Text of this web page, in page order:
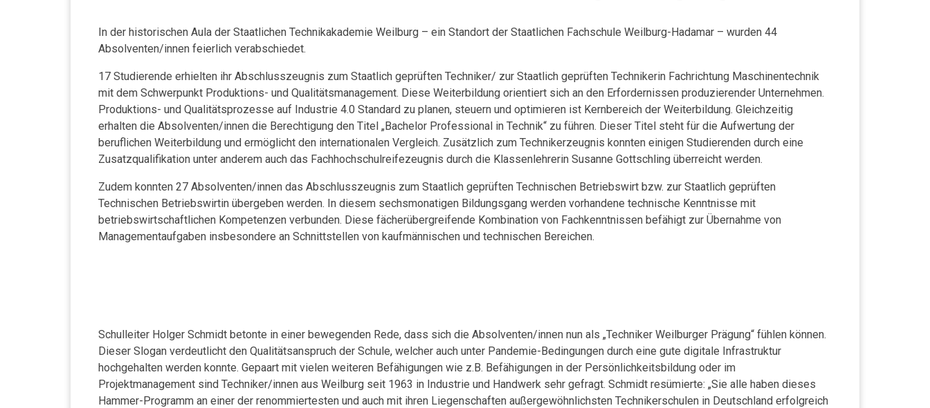
In der historischen Aula der Staatlichen Technikakademie Weilburg – ein Standort der Staatlichen Fachschule Weilburg-Hadamar – wurden 44
Absolventen/innen feierlich verabschiedet.
17 Studierende erhielten ihr Abschlusszeugnis zum Staatlich geprüften Techniker/ zur Staatlich geprüften Technikerin Fachrichtung Maschinentechnik
mit dem Schwerpunkt Produktions- und Qualitätsmanagement. Diese Weiterbildung orientiert sich an den Erfordernissen produzierender Unternehmen.
Produktions- und Qualitätsprozesse auf Industrie 4.0 Standard zu planen, steuern und optimieren ist Kernbereich der Weiterbildung. Gleichzeitig
erhalten die Absolventen/innen die Berechtigung den Titel „Bachelor Professional in Technik“ zu führen. Dieser Titel steht für die Aufwertung der
beruflichen Weiterbildung und ermöglicht den internationalen Vergleich. Zusätzlich zum Technikerzeugnis konnten einigen Studierenden durch eine
Zusatzqualifikation unter anderem auch das Fachhochschulreifezeugnis durch die Klassenlehrerin Susanne Gottschling überreicht werden.
Zudem konnten 27 Absolventen/innen das Abschlusszeugnis zum Staatlich geprüften Technischen Betriebswirt bzw. zur Staatlich geprüften
Technischen Betriebswirtin übergeben werden. In diesem sechsmonatigen Bildungsgang werden vorhandene technische Kenntnisse mit
betriebswirtschaftlichen Kompetenzen verbunden. Diese fächerübergreifende Kombination von Fachkenntnissen befähigt zur Übernahme von
Managementaufgaben insbesondere an Schnittstellen von kaufmännischen und technischen Bereichen.
Schulleiter Holger Schmidt betonte in einer bewegenden Rede, dass sich die Absolventen/innen nun als „Techniker Weilburger Prägung“ fühlen können.
Dieser Slogan verdeutlicht den Qualitätsanspruch der Schule, welcher auch unter Pandemie-Bedingungen durch eine gute digitale Infrastruktur
hochgehalten werden konnte. Gepaart mit vielen weiteren Befähigungen wie z.B. Befähigungen in der Persönlichkeitsbildung oder im
Projektmanagement sind Techniker/innen aus Weilburg seit 1963 in Industrie und Handwerk sehr gefragt. Schmidt resümierte: „Sie alle haben dieses
Hammer-Programm an einer der renommiertesten und auch mit ihren Liegenschaften außergewöhnlichsten Technikerschulen in Deutschland erfolgreich